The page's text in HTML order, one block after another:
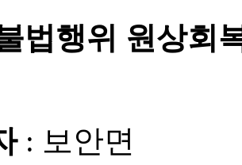
법행위 원상회
: 보안면